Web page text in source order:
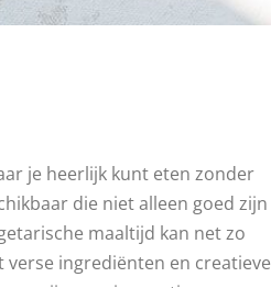
je heerlijk kunt eten zonder
die niet alleen goed zijn
maaltijd kan net zo
ingrediënten en creatieve